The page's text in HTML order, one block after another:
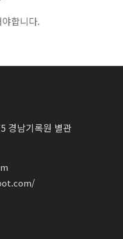
야합니다.
경남기록원 별관